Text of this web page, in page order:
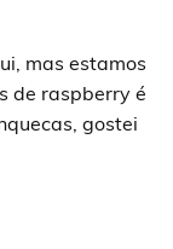
mas estamos
de raspberry é
gostei